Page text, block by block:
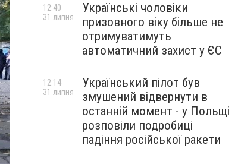
Українські чоловіки
призовного віку більше не
отримуватимуть
автоматичний захист у ЄС
12:40
31 липня
Український пілот був
змушений відвернути в
останній момент - у Польщі
розповіли подробиці
падіння російської ракети
12:14
31 липня